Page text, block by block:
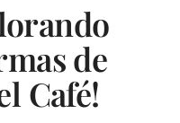
de
Café!